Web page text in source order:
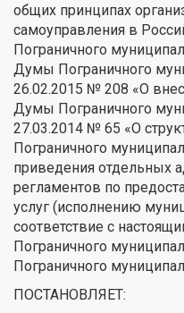
общих принципах
самоуправления в
Пограничного
Думы Пограничного
26.02.2015 № 208 «О
Думы Пограничного
27.03.2014 № 65 «О
Пограничного
приведения отдельных
регламентов по
услуг (исполнению
соответствие с
Пограничного
Пограничного
ПОСТАНОВЛЯЕТ: